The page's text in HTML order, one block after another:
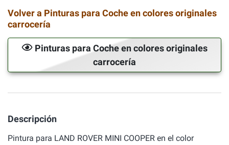
Volver a Pinturas para Coche en colores originales
carrocería
Pinturas para Coche en colores originales
carrocería
Descripción
Pintura para LAND ROVER MINI COOPER en el color